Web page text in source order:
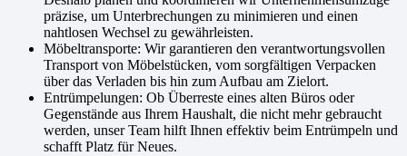
präzise, um Unterbrechungen zu minimieren und einen
nahtlosen Wechsel zu gewährleisten.
Möbeltransporte: Wir garantieren den verantwortungsvollen
Transport von Möbelstücken, vom sorgfältigen Verpacken
über das Verladen bis hin zum Aufbau am Zielort.
Entrümpelungen: Ob Überreste eines alten Büros oder
Gegenstände aus Ihrem Haushalt, die nicht mehr gebraucht
werden, unser Team hilft Ihnen effektiv beim Entrümpeln und
schafft Platz für Neues.